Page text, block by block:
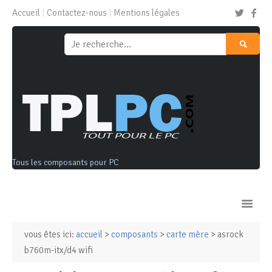
Accueil Contactez-nous Mentions légales
Tous les composants pour PC
Ordinateurs & Tablettes
vous êtes ici: accueil > composants > carte mère > asrock
b760m-itx/d4 wifi